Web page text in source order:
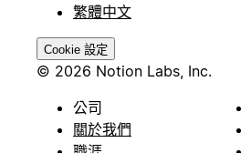
繁體中文
Cookie 設定
© 2026 Notion Labs, Inc.
公司
關於我們